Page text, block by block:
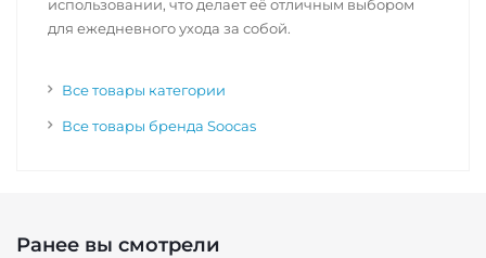
использовании, что делает её отличным выбором
для ежедневного ухода за собой.
Все товары категории
Все товары бренда Soocas
Ранее вы смотрели